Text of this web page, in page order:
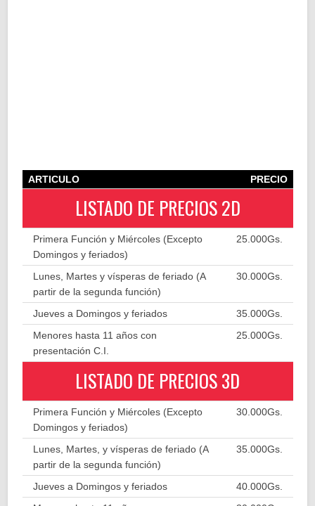
ARTICULO PRECIO
LISTADO DE PRECIOS 2D
Primera Función y Miércoles (Excepto
Domingos y feriados)
25.000Gs.
Lunes, Martes y vísperas de feriado (A
partir de la segunda función)
30.000Gs.
Jueves a Domingos y feriados
35.000Gs.
Menores hasta 11 años con
presentación C.I.
25.000Gs.
LISTADO DE PRECIOS 3D
Primera Función y Miércoles (Excepto
Domingos y feriados)
30.000Gs.
Lunes, Martes, y vísperas de feriado (A
partir de la segunda función)
35.000Gs.
Jueves a Domingos y feriados
40.000Gs.